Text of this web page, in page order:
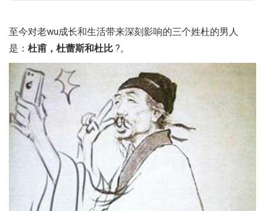
至今对老wu成长和生活带来深刻影响的三个姓杜的男人
是： 杜甫，杜蕾斯和杜比 ?。